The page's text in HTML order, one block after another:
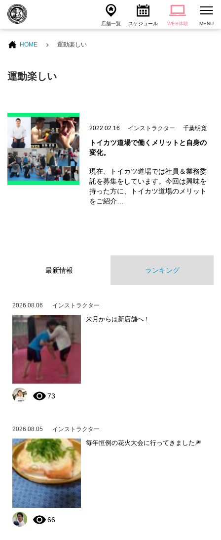
店舗一覧 スケジュール WEB体験 MENU
HOME 運動楽しい
運動楽しい
2022.02.16 インストラクター 千葉明寛
トイカツ道場で働くメリットと自身の
変化。
現在、トイカツ道場では社員＆業務委
託を募集をしています。今回は興味を
持った方に、トイカツ道場のメリット
をご紹介…
最新情報 ランキング
2026.08.06 インストラクター
来月からは新店舗へ！
73
2026.08.05 インストラクター
毎年恒例の花火大会に行ってきました🎆
66